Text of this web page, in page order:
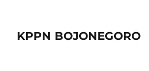
KPPN BOJONEGORO